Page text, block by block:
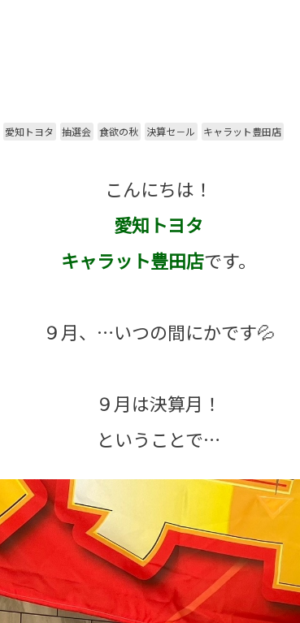
愛知トヨタ 抽選会 食欲の秋 決算セ－ル キャラット豊田店
こんにちは！
愛知トヨタ
キャラット豊田店です。
９月、…いつの間にかです💦
９月は決算月！
ということで…